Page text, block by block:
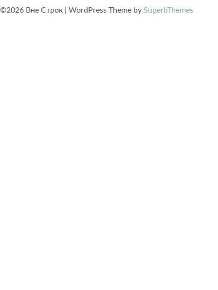
©2026 Вне Строк | WordPress Theme by SuperbThemes